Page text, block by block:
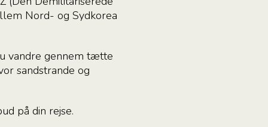
Nord- og Sydkorea
vandre gennem tætte
sandstrande og
på din rejse.